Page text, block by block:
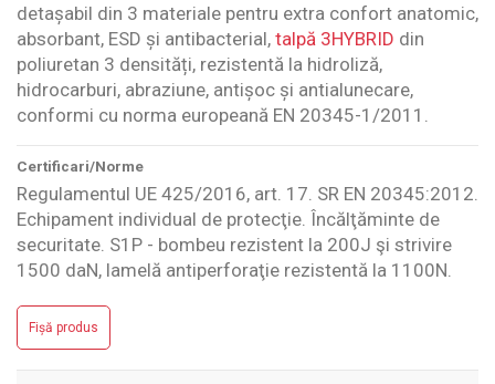
detașabil din 3 materiale pentru extra confort anatomic,
absorbant, ESD și antibacterial, talpă 3HYBRID din
poliuretan 3 densități, rezistentă la hidroliză,
hidrocarburi, abraziune, antișoc și antialunecare,
conformi cu norma europeană EN 20345-1/2011.
Certificari/Norme
Regulamentul UE 425/2016, art. 17. SR EN 20345:2012.
Echipament individual de protecţie. Încălţăminte de
securitate. S1P - bombeu rezistent la 200J şi strivire
1500 daN, lamelă antiperforaţie rezistentă la 1100N.
Fișă produs